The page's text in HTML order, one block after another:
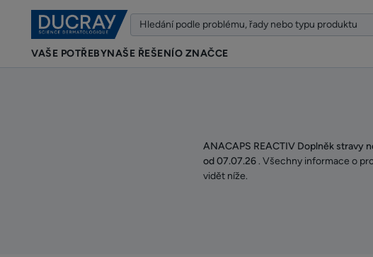
VAŠE POTŘEBYNAŠE ŘEŠENÍO ZNAČCE
ANACAPS REACTIV Doplněk stravy
od 07.07.26. Všechny informace o
vidět níže.